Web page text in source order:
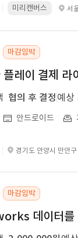
미리캔버스 서
마감임박
플레이 결제
협의 후 결정 예상
안드로이드
경기도 안양시 만안구
마감임박
데이터를